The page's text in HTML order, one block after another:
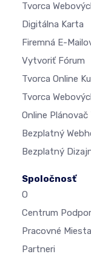
Tvorca
Digitálna Karta
Firemná E-
Vytvoriť Fórum
Tvorca Online
Tvorca
Online
Bezplatný
Bezplatný
Spoločnosť
O
Centrum
Pracovné Miesta
Partneri